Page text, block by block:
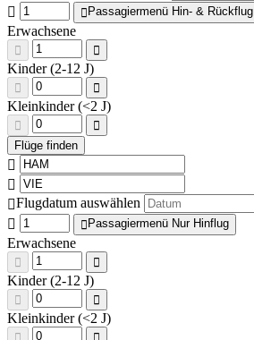
Passagiermenü Hin- & Rückflug
Erwachsene
Kinder (2-12 J)
Kleinkinder (<2 J)
Flugdatum auswählen
Passagiermenü Nur Hinflug
Erwachsene
Kinder (2-12 J)
Kleinkinder (<2 J)